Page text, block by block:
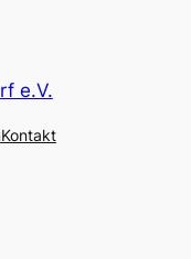
e.V.
Kontakt